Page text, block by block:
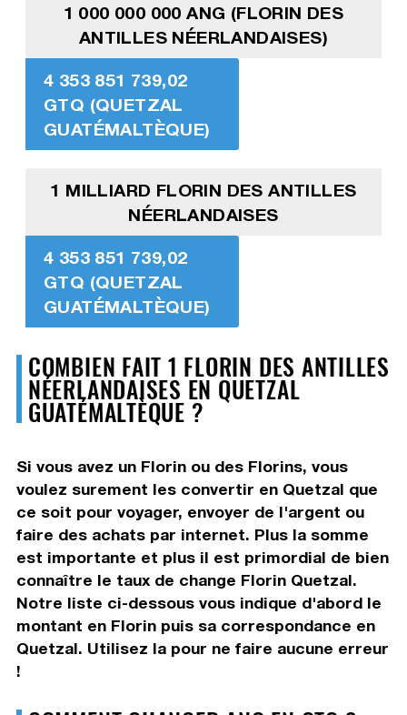
1 000 000 000 ANG (FLORIN DES
ANTILLES NÉERLANDAISES)
4 353 851 739,02
GTQ (QUETZAL
GUATÉMALTÈQUE)
1 MILLIARD FLORIN DES ANTILLES
NÉERLANDAISES
4 353 851 739,02
GTQ (QUETZAL
GUATÉMALTÈQUE)
COMBIEN FAIT 1 FLORIN DES ANTILLES
NÉERLANDAISES EN QUETZAL
GUATÉMALTÈQUE ?
Si vous avez un Florin ou des Florins, vous
voulez surement les convertir en Quetzal que
ce soit pour voyager, envoyer de l'argent ou
faire des achats par internet. Plus la somme
est importante et plus il est primordial de bien
connaître le taux de change Florin Quetzal.
Notre liste ci-dessous vous indique d'abord le
montant en Florin puis sa correspondance en
Quetzal. Utilisez la pour ne faire aucune erreur
!